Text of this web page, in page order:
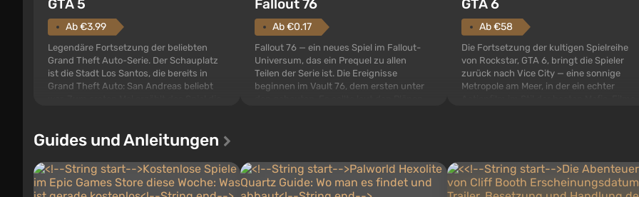
GTA 5
Ab €3.99
Legendäre Fortsetzung der beliebten
Grand Theft Auto-Serie. Der Schauplatz
ist die Stadt Los Santos, die bereits in
Grand Theft Auto: San Andreas beliebt
denen Sie jederzeit...
Fallout 76
Ab €0.17
Fallout 76 — ein neues Spiel im Fallout-
Universum, das ein Prequel zu allen
Teilen der Serie ist. Die Ereignisse
beginnen im Vault 76, dem ersten unter
GTA 6
Ab €58
Die Fortsetzung der kultigen Spielreihe
von Rockstar, GTA 6, bringt die Spieler
zurück nach Vice City — eine sonnige
Metropole am Meer, in der ein echter
Guides und Anleitungen